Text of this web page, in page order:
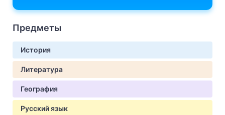
Предметы
История
Литература
География
Русский язык